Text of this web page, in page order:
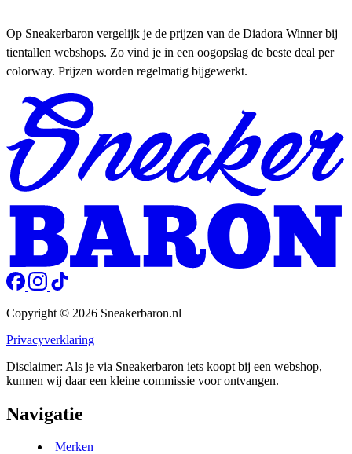
Op Sneakerbaron vergelijk je de prijzen van de Diadora Winner bij
tientallen webshops. Zo vind je in een oogopslag de beste deal per
colorway. Prijzen worden regelmatig bijgewerkt.
Copyright © 2026 Sneakerbaron.nl
Privacyverklaring
Disclaimer: Als je via Sneakerbaron iets koopt bij een webshop,
kunnen wij daar een kleine commissie voor ontvangen.
Navigatie
Merken